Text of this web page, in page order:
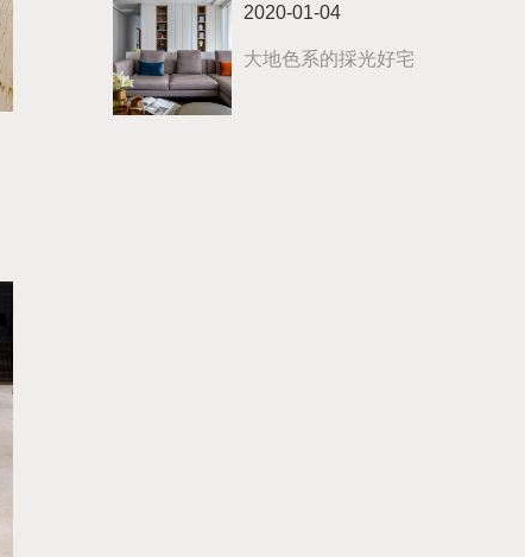
2020-01-04
大地色系的採光好宅